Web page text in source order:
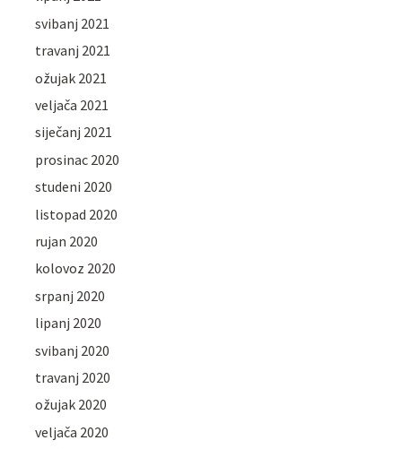
svibanj 2021
travanj 2021
ožujak 2021
veljača 2021
siječanj 2021
prosinac 2020
studeni 2020
listopad 2020
rujan 2020
kolovoz 2020
srpanj 2020
lipanj 2020
svibanj 2020
travanj 2020
ožujak 2020
veljača 2020